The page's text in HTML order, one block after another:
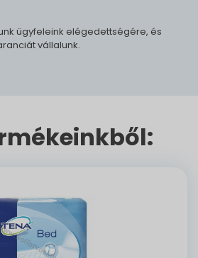
ügyfeleink elégedettségére, és
vállalunk.